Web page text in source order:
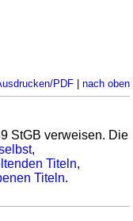
PDF| nach oben
StGB verweisen. Die
,
Titeln,
Titeln.